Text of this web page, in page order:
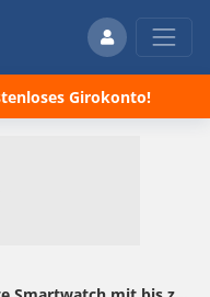
Girokonto!